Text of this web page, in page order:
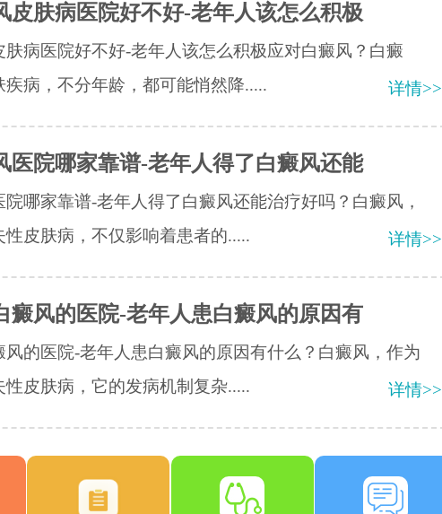
皮肤病医院好不好-老年人该怎么积极
肤病医院好不好-老年人该怎么积极应对白癜风？白癜
疾病，不分年龄，都可能悄然降.....
详情>>
医院哪家靠谱-老年人得了白癜风还能
院哪家靠谱-老年人得了白癜风还能治疗好吗？白癜风，
性皮肤病，不仅影响着患者的.....
详情>>
癜风的医院-老年人患白癜风的原因有
风的医院-老年人患白癜风的原因有什么？白癜风，作为
性皮肤病，它的发病机制复杂.....
详情>>